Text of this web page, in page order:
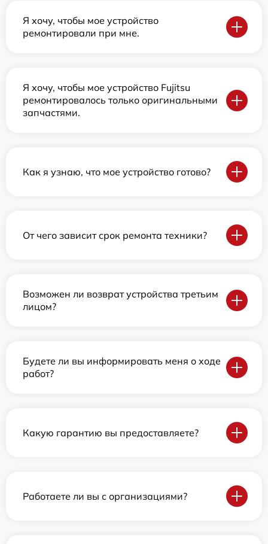
Я хочу, чтобы мое устройство
ремонтировали при мне.
Я хочу, чтобы мое устройство Fujitsu
ремонтировалось только оригинальными
запчастями.
Как я узнаю, что мое устройство готово?
От чего зависит срок ремонта техники?
Возможен ли возврат устройства третьим
лицом?
Будете ли вы информировать меня о ходе
работ?
Какую гарантию вы предоставляете?
Работаете ли вы с организациями?